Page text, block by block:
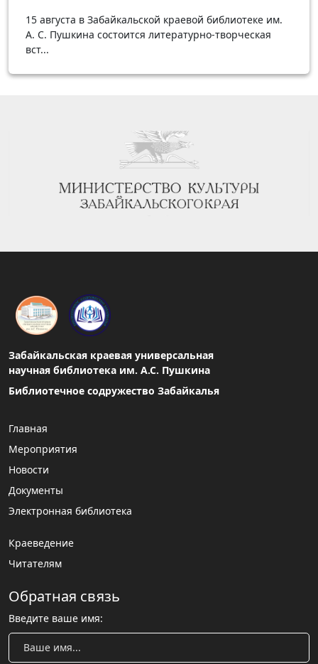
15 августа в Забайкальской краевой библиотеке им.
А. С. Пушкина состоится литературно-творческая
вст...
Забайкальская краевая универсальная
научная библиотека им. А.С. Пушкина
Библиотечное содружество Забайкалья
Главная
Мероприятия
Новости
Документы
Электронная библиотека
Краеведение
Читателям
Обратная связь
Введите ваше имя: